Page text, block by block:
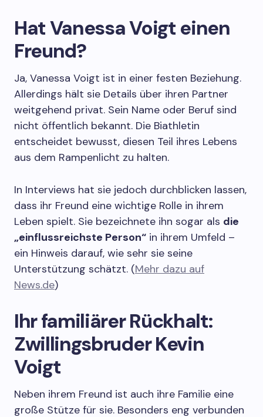
Hat Vanessa Voigt einen
Freund?
Ja, Vanessa Voigt ist in einer festen Beziehung.
Allerdings hält sie Details über ihren Partner
weitgehend privat. Sein Name oder Beruf sind
nicht öffentlich bekannt. Die Biathletin
entscheidet bewusst, diesen Teil ihres Lebens
aus dem Rampenlicht zu halten.
In Interviews hat sie jedoch durchblicken lassen,
dass ihr Freund eine wichtige Rolle in ihrem
Leben spielt. Sie bezeichnete ihn sogar als die
„einflussreichste Person“ in ihrem Umfeld –
ein Hinweis darauf, wie sehr sie seine
Unterstützung schätzt. (Mehr dazu auf
News.de)
Ihr familiärer Rückhalt:
Zwillingsbruder Kevin
Voigt
Neben ihrem Freund ist auch ihre Familie eine
große Stütze für sie. Besonders eng verbunden